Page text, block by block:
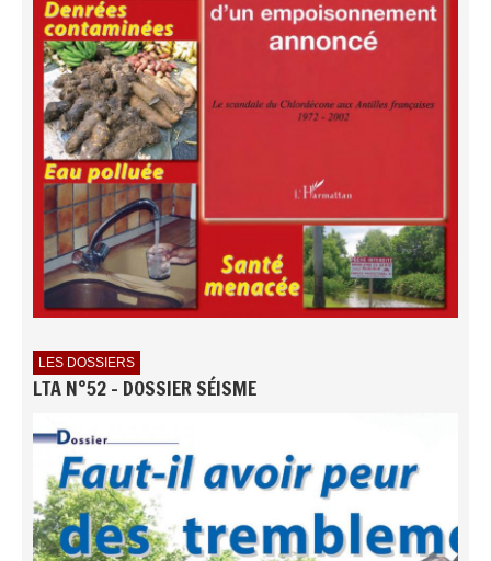
LES DOSSIERS
LTA N°52 - DOSSIER SÉISME